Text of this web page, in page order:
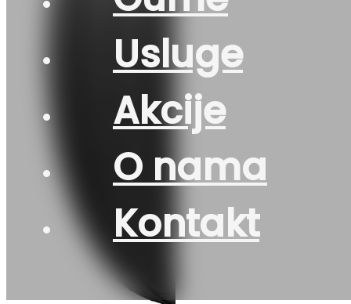
Usluge
Akcije
O nama
Kontakt